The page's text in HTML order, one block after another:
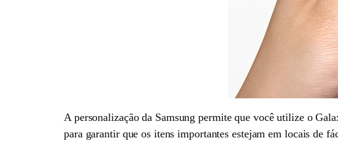
A personalização da Samsung permite que você utilize o
para garantir que os itens importantes estejam em locais de